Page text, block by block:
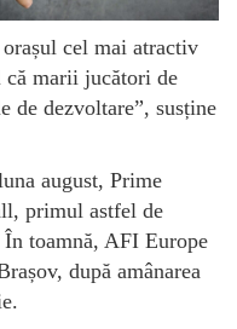
cel mai atractiv
că marii jucători de
de dezvoltare”, susține
august, Prime
primul astfel de
toamnă, AFI Europe
după amânarea